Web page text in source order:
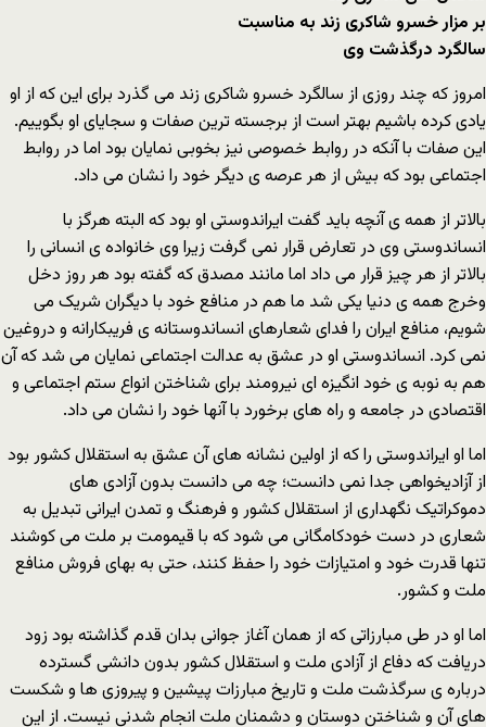
بر مزار خسرو شاکری زند به مناسبت
سالگرد درگذشت وی
امروز که چند روزی از سالگرد خسرو شاکری زند می گذرد برای این که از او
یادی کرده باشیم بهتر است از برجسته ترین صفات و سجایای او بگوییم.
این صفات با آنکه در روابط خصوصی نیز بخوبی نمایان بود اما در روابط
اجتماعی بود که بیش از هر عرصه ی دیگر خود را نشان می داد.
بالاتر از همه ی آنچه باید گفت ایراندوستی او بود که البته هرگز با
انساندوستی وی در تعارض قرار نمی گرفت زیرا وی خانواده ی انسانی را
بالاتر از هر چیز قرار می داد اما مانند مصدق که گفته بود هر روز دخل
وخرج همه ی دنیا یکی شد ما هم در منافع خود با دیگران شریک می
شویم، منافع ایران را فدای شعارهای انساندوستانه ی فریبکارانه و دروغین
نمی کرد. انساندوستی او در عشق به عدالت اجتماعی نمایان می شد که آن
هم به نوبه ی خود انگیزه ای نیرومند برای شناختن انواع ستم اجتماعی و
اقتصادی در جامعه و راه های برخورد با آنها خود را نشان می داد.
اما او ایراندوستی را که از اولین نشانه های آن عشق به استقلال کشور بود
از آزادیخواهی جدا نمی دانست؛ چه می دانست بدون آزادی های
دموکراتیک نگهداری از استقلال کشور و فرهنگ و تمدن ایرانی تبدیل به
شعاری در دست خودکامگانی می شود که با قیمومت بر ملت می کوشند
تنها قدرت خود و امتیازات خود را حفظ کنند، حتی به بهای فروش منافع
ملت و کشور.
اما او در طی مبارزاتی که از همان آغاز جوانی بدان قدم گذاشته بود زود
دریافت که دفاع از آزادی ملت و استقلال کشور بدون دانشی گسترده
درباره ی سرگذشت ملت و تاریخ مبارزات پیشین و پیروزی ها و شکست
های آن و شناختن دوستان و دشمنان ملت انجام شدنی نیست. از این